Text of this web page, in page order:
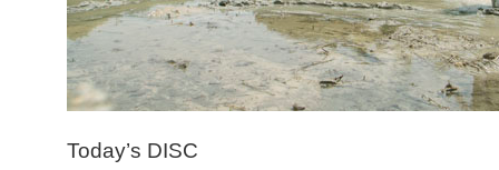
Today’s DISC